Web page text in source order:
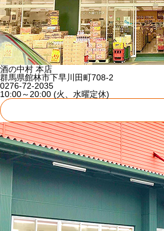
酒の中村 本店
群馬県館林市下早川田町708-2
0276-72-2035
10:00～20:00 (火、水曜定休)